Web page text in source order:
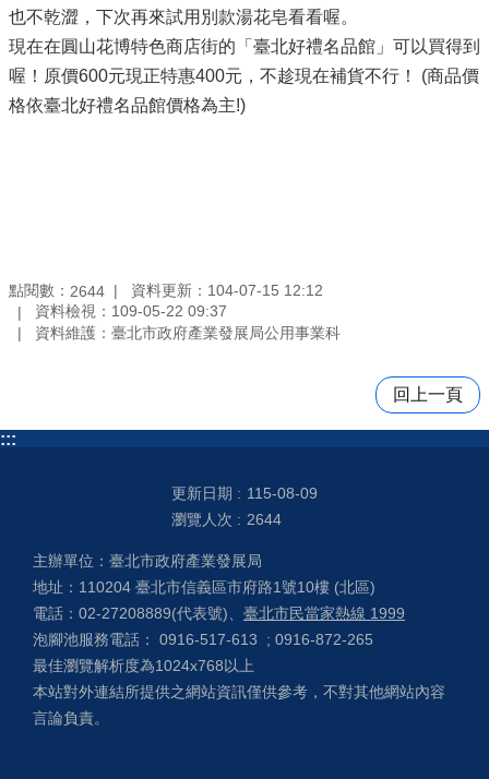
也不乾澀，下次再來試用別款湯花皂看看喔。
現在在圓山花博特色商店街的「臺北好禮名品館」可以買得到
喔！原價600元現正特惠400元，不趁現在補貨不行！ (商品價
格依臺北好禮名品館價格為主!)
點閱數： 2644
資料更新：104-07-15 12:12
資料檢視：109-05-22 09:37
資料維護：臺北市政府產業發展局公用事業科
回上一頁
:::
更新日期
115-08-09
瀏覽人次
2644
主辦單位：臺北市政府產業發展局
地址：110204 臺北市信義區市府路1號10樓 (北區)
電話：02-27208889(代表號)、 臺北市民當家熱線 1999
泡腳池服務電話： 0916-517-613 ; 0916-872-265
最佳瀏覽解析度為1024x768以上
本站對外連結所提供之網站資訊僅供參考，不對其他網站內容
言論負責。